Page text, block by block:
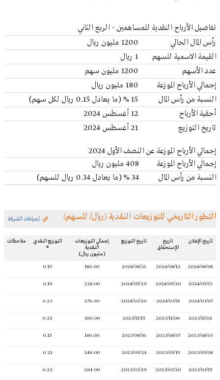
تفاصيل الأرباح النقدية للمساهمين - الربع الثاني
رأس المال الحالي
1200 مليون ريال
القيمة الاسمية للسهم
1 ريال
عدد الأسهم
1200 مليون سهم
إجمالي الأرباح الموزعة
180 مليون ريال
النسبة من رأس المال
15 % (ما يعادل 0.15 ريال لكل سهم)
أحقية الأرباح
12 أغسطس 2024
تاريخ التوزيع
21 أغسطس 2024
إجمالي الأرباح الموزعة عن النصف الأول 2024
إجمالي الأرباح الموزعة
408 مليون ريال
النسبة من رأس المال
34
%(ما يعادل 0.34 ريال للسهم)
التطور التاريخي للتوزيعات النقدية (ريال/ للسهم) إجراءات الشركة
ملاحظات التوزيع النقدي
*
إجمالي التوزيعات
النقدية
(مليون ريال)
تاريخ التوزيع
تاريخ
الإستحقاق
تاريخ الإعلان
0.15 180.00 2024/08/21 2024/08/12 2024/08/08
0.19 228.00 2024/05/29 2024/05/20 2024/05/13
0.23 276.00 2024/03/20 2024/03/11 2024/03/07
0.25 300.00 2023/11/15 2023/11/06 2023/11/02
0.15 180.00 2023/08/16 2023/08/07 2023/08/03
0.21 246.00 2023/05/24 2023/05/15 2023/05/08
0.22 264.00 2023/03/29 2023/03/20 2023/03/15